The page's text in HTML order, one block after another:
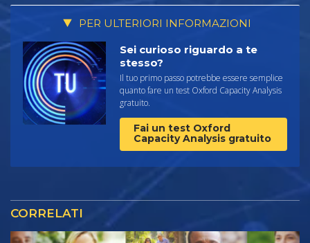
PER ULTERIORI INFORMAZIONI
Sei curioso riguardo a te
stesso?
Il tuo primo passo potrebbe essere semplice
quanto fare un test Oxford Capacity Analysis
gratuito.
Fai un test Oxford
Capacity Analysis gratuito
CORRELATI